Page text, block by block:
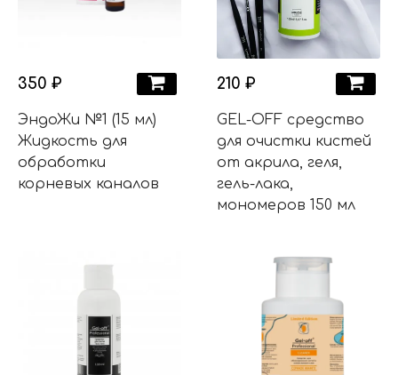
350 ₽
ЭндоЖи №1 (15 мл)
Жидкость для
обработки
корневых каналов
210 ₽
GEL-OFF средство
для очистки кистей
от акрила, геля,
гель-лака,
мономеров 150 мл